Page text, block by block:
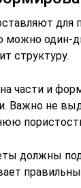
для
можно один-
структуру.
части и
Важно не
должны